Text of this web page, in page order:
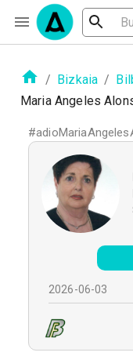
/ Bizkaia /
Maria Angeles
#
2026-06-03